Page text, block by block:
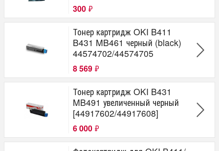
300 ₽
Тонер картридж OKI B411
B431 MB461 черный (black)
44574702/44574705
8 569 ₽
Тонер картридж OKI B431
MB491 увеличенный черный
[44917602/44917608]
6 000 ₽